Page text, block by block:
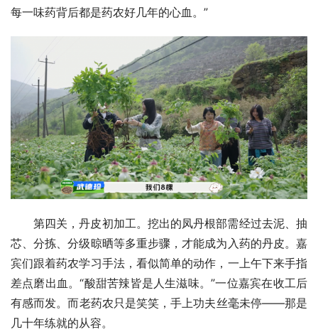
每一味药背后都是药农好几年的心血。”
第四关，丹皮初加工。挖出的凤丹根部需经过去泥、抽
芯、分拣、分级晾晒等多重步骤，才能成为入药的丹皮。嘉
宾们跟着药农学习手法，看似简单的动作，一上午下来手指
差点磨出血。“酸甜苦辣皆是人生滋味。”一位嘉宾在收工后
有感而发。而老药农只是笑笑，手上功夫丝毫未停——那是
几十年练就的从容。